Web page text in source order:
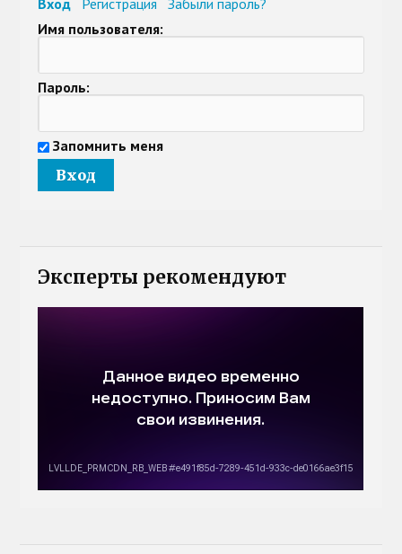
Имя пользователя:
Пароль:
Запомнить меня
Эксперты рекомендуют